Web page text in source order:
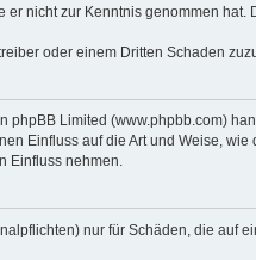
nicht zur Kenntnis genommen hat.
oder einem Dritten Schaden
phpBB Limited (www.phpbb.com)
Einfluss auf die Art und Weise, wie
Einfluss nehmen.
nur für Schäden, die auf